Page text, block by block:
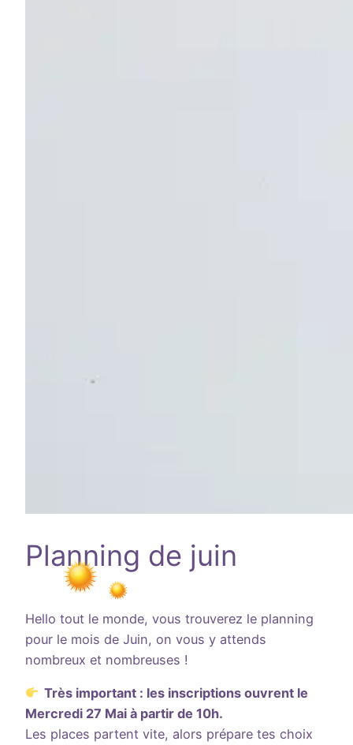
Planning de juin
Hello tout le monde, vous trouverez le planning
pour le mois de Juin, on vous y attends
nombreux et nombreuses !
Très important : les inscriptions ouvrent le
Mercredi 27 Mai à partir de 10h.
Les places partent vite, alors prépare tes choix